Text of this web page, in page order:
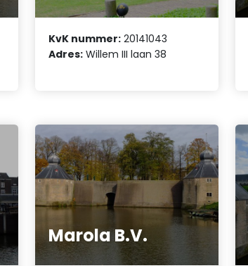
KvK nummer: 20141043
Adres: Willem III laan 38
Marola B.V.